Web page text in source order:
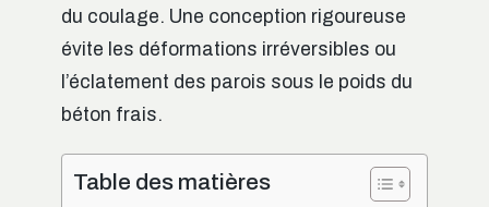
du coulage. Une conception rigoureuse
évite les déformations irréversibles ou
l’éclatement des parois sous le poids du
béton frais.
Table des matières